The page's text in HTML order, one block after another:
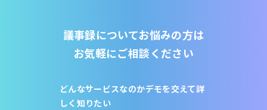
議事録についてお悩みの方は
お気軽にご相談ください
どんなサービスなのかデモを交えて詳
しく知りたい